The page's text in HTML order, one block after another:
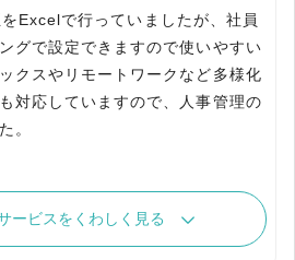
Excelで行っていましたが、社員
グで設定できますので使いやすい
クスやリモートワークなど多様化
対応していますので、人事管理の
。
ービスをくわしく見る